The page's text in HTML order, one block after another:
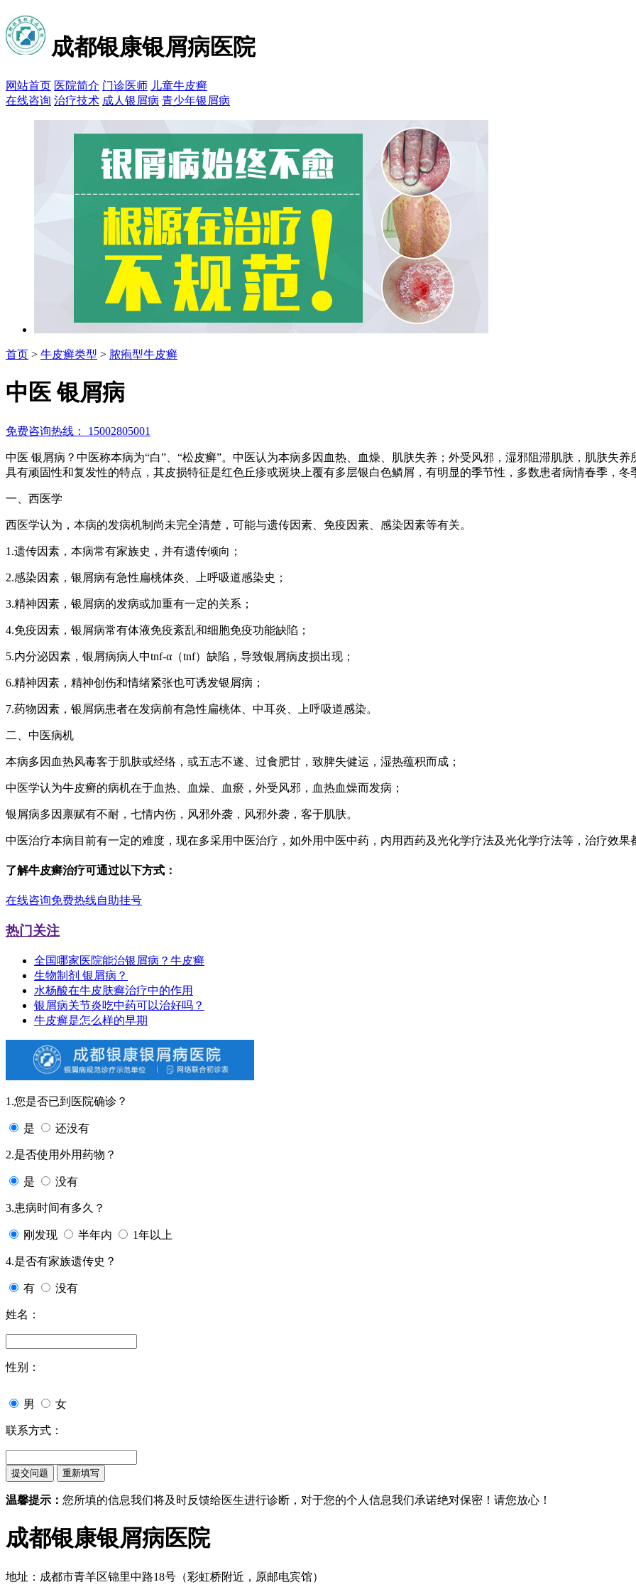
成都银康银屑病医院
网站首页 医院简介 门诊医师 儿童牛皮癣
在线咨询 治疗技术 成人银屑病 青少年银屑病
首页 > 牛皮癣类型 > 脓疱型牛皮癣
中医 银屑病
免费咨询热线： 15002805001
中医 银屑病？中医称本病为“白”、“松皮癣”。中医认为本病多因血热、血燥、肌肤失养；外受风邪，湿邪阻滞肌肤，肌肤失
具有顽固性和复发性的特点，其皮损特征是红色丘疹或斑块上覆有多层银白色鳞屑，有明显的季节性，多数患者病情春季，冬
一、西医学
西医学认为，本病的发病机制尚未完全清楚，可能与遗传因素、免疫因素、感染因素等有关。
1.遗传因素，本病常有家族史，并有遗传倾向；
2.感染因素，银屑病有急性扁桃体炎、上呼吸道感染史；
3.精神因素，银屑病的发病或加重有一定的关系；
4.免疫因素，银屑病常有体液免疫紊乱和细胞免疫功能缺陷；
5.内分泌因素，银屑病病人中tnf-α（tnf）缺陷，导致银屑病皮损出现；
6.精神因素，精神创伤和情绪紧张也可诱发银屑病；
7.药物因素，银屑病患者在发病前有急性扁桃体、中耳炎、上呼吸道感染。
二、中医病机
本病多因血热风毒客于肌肤或经络，或五志不遂、过食肥甘，致脾失健运，湿热蕴积而成；
中医学认为牛皮癣的病机在于血热、血燥、血瘀，外受风邪，血热血燥而发病；
银屑病多因禀赋有不耐，七情内伤，风邪外袭，风邪外袭，客于肌肤。
中医治疗本病目前有一定的难度，现在多采用中医治疗，如外用中医中药，内用西药及光化学疗法及光化学疗法等，治疗效果
了解牛皮癣治疗可通过以下方式：
在线咨询免费热线自助挂号
热门关注
全国哪家医院能治银屑病？牛皮癣
生物制剂 银屑病？
水杨酸在牛皮肤癣治疗中的作用
银屑病关节炎吃中药可以治好吗？
牛皮癣是怎么样的早期
1.您是否已到医院确诊？
是 还没有
2.是否使用外用药物？
是 没有
3.患病时间有多久？
刚发现 半年内 1年以上
4.是否有家族遗传史？
有 没有
姓名：
性别：
男 女
联系方式：
温馨提示： 您所填的信息我们将及时反馈给医生进行诊断，对于您的个人信息我们承诺绝对保密！请您放心！
成都银康银屑病医院
地址：成都市青羊区锦里中路18号（彩虹桥附近，原邮电宾馆）